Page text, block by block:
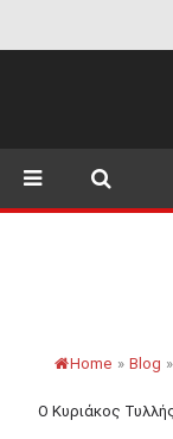
Home » Blog »
Ο Κυριάκος